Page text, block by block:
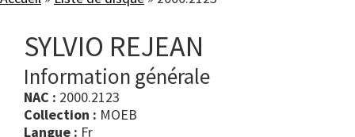
SYLVIO REJEAN
Information générale
NAC : 2000.2123
Collection : MOEB
Langue : Fr